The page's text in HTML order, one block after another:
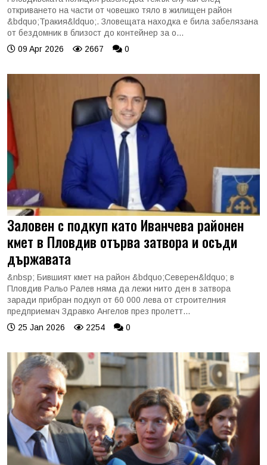
откриването на части от човешко тяло в жилищен район
&bdquo;Тракия&ldquo;. Зловещата находка е била забелязана
от бездомник в близост до контейнер за о...
09 Apr 2026
2667 0
Заловен с подкуп като Иванчева районен
кмет в Пловдив отърва затвора и осъди
държавата
&nbsp; Бившият кмет на район &bdquo;Северен&ldquo; в
Пловдив Ральо Ралев няма да лежи нито ден в затвора
заради прибран подкуп от 60 000 лева от строителния
предприемач Здравко Ангелов през пролетт...
25 Jan 2026
2254 0